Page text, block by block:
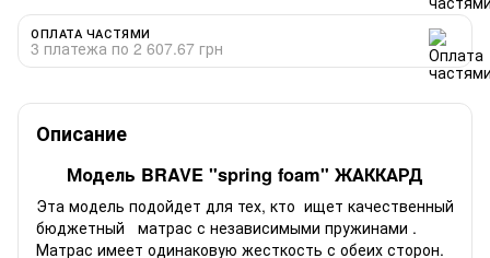
ОПЛАТА ЧАСТЯМИ
3 платежа по 2 607.67 грн
Описание
Модель BRAVE "spring foam" ЖАККАРД
Эта модель подойдет для тех, кто ищет качественный
бюджетный матрас с независимыми пружинами .
Матрас имеет одинаковую жесткость с обеих сторон.